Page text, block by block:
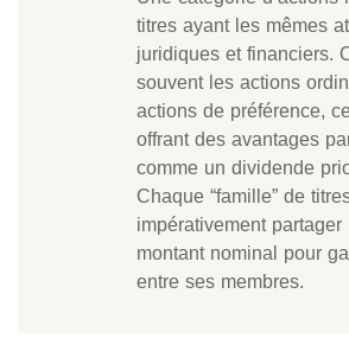
titres ayant les mêmes
juridiques et financiers.
souvent les actions
actions de préférence,
offrant des avantages
comme un dividende
Chaque “famille” de
impérativement partager
montant nominal pour
entre ses membres.